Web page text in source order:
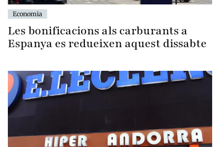
Economia
Les bonificacions als carburants a
Espanya es redueixen aquest dissabte